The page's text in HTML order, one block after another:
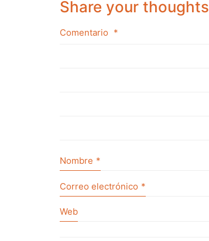
Share your thoughts
Comentario *
Nombre *
Correo electrónico *
Web